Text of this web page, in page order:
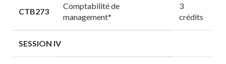
CTB273
Comptabilité de
management*
3
crédits
SESSION IV